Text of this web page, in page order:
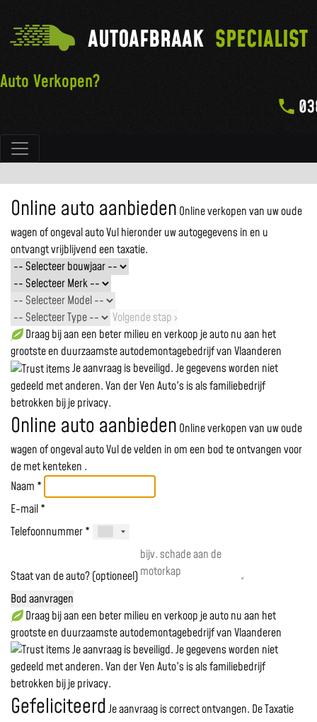
Hoofdnavigatie
AUTOAFBRAAK SPECIALIST
Auto Verkopen?
Online auto aanbieden Online verkopen van uw oude
wagen of ongeval autoVul hieronder uw autogegevens in en u
ontvangt vrijblijvend een taxatie.
Volgende stap ›
Draag bij aan een beter milieu en verkoop je auto nu aan het
grootste en duurzaamste autodemontagebedrijf van Vlaanderen
Je aanvraag is beveiligd. Je gegevens worden niet
gedeeld met anderen. Van der Ven Auto's is als familiebedrijf
betrokken bij je privacy.
Online auto aanbieden Online verkopen van uw oude
wagen of ongeval autoVul de velden in om een bod te ontvangen voor
demet kenteken .
Naam *
E-mail *
Telefoonnummer *
Staat van de auto? (optioneel)
Bod aanvragen
Draag bij aan een beter milieu en verkoop je auto nu aan het
grootste en duurzaamste autodemontagebedrijf van Vlaanderen
Je aanvraag is beveiligd. Je gegevens worden niet
gedeeld met anderen. Van der Ven Auto's is als familiebedrijf
betrokken bij je privacy.
GefeliciteerdJe aanvraag is correct ontvangen. De Taxatie